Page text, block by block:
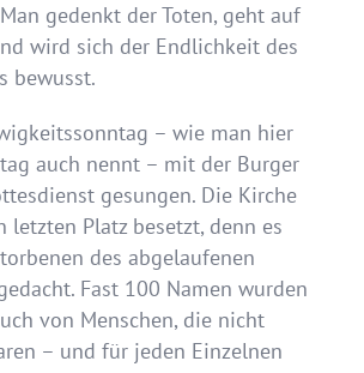
gedenkt der Toten, geht auf
wird sich der Endlichkeit des
bewusst.
– wie man hier
auch nennt – mit der Burger
gesungen. Die Kirche
letzten Platz besetzt, denn es
des abgelaufenen
Fast 100 Namen wurden
von Menschen, die nicht
– und für jeden Einzelnen